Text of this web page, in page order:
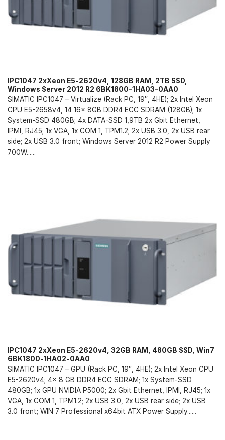
IPC1047 2xXeon E5-2620v4, 128GB RAM, 2TB SSD,
Windows Server 2012 R2 6BK1800-1HA03-0AA0
SIMATIC IPC1047 – Virtualize (Rack PC, 19″, 4HE); 2x Intel Xeon
CPU E5-2658v4, 14 16x 8GB DDR4 ECC SDRAM (128GB); 1x
System-SSD 480GB; 4x DATA-SSD 1,9TB 2x Gbit Ethernet,
IPMI, RJ45; 1x VGA, 1x COM 1, TPM1.2; 2x USB 3.0, 2x USB rear
side; 2x USB 3.0 front; Windows Server 2012 R2 Power Supply
700W......
IPC1047 2xXeon E5-2620v4, 32GB RAM, 480GB SSD, Win7
6BK1800-1HA02-0AA0
SIMATIC IPC1047 – GPU (Rack PC, 19″, 4HE); 2x Intel Xeon CPU
E5-2620v4; 4x 8 GB DDR4 ECC SDRAM; 1x System-SSD
480GB; 1x GPU NVIDIA P5000; 2x Gbit Ethernet, IPMI, RJ45; 1x
VGA, 1x COM 1, TPM1.2; 2x USB 3.0, 2x USB rear side; 2x USB
3.0 front; WIN 7 Professional x64bit ATX Power Supply......